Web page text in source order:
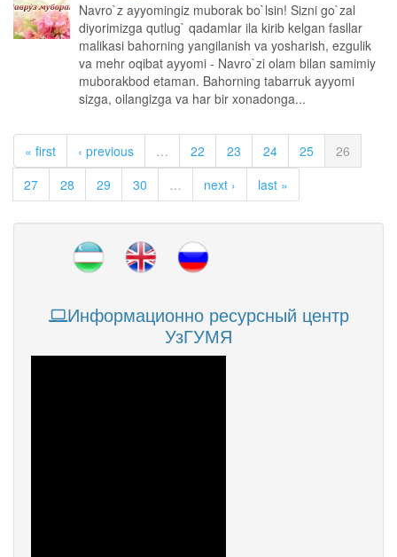
Navro`z ayyomingiz muborak bo`lsin! Sizni go`zal
diyorimizga qutlug` qadamlar ila kirib kelgan fasllar
malikasi bahorning yangilanish va yosharish, ezgulik
va mehr oqibat ayyomi - Navro`zi olam bilan samimiy
muborakbod etaman. Bahorning tabarruk ayyomi
sizga, oilangizga va har bir xonadonga...
« first ‹ previous … 22 23 24 25
26
27
28 29 30 … next › last »
Информационно ресурсный центр
УзГУМЯ